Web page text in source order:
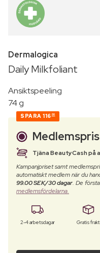
Dermalogica
Daily Milkfoliant
Ansiktspeeling
74 g
SPARA 116 00
Medlemspris
Tjäna BeautyCash på
Kampanjpriset samt
automatiskt medlem när du
99.00 SEK/30 dagar. De
medlemsfördelarna.
2-4 arbetsdagar Gratis frakt